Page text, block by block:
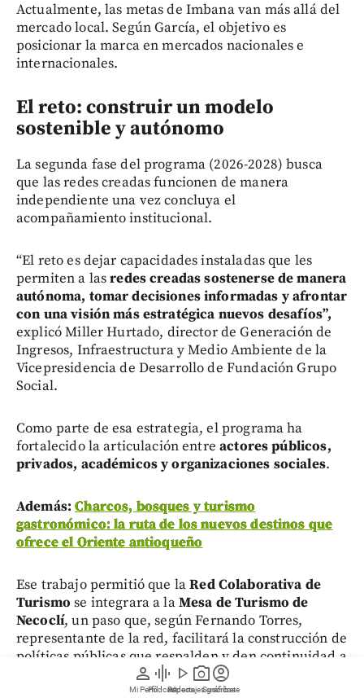
person
Mi Perfil
graphic_eq
Pódcast
play_arrow
Videos
photo_camera
Reportajes gráficos
account_circle
Suscríbete
Actualmente, las metas de Imbana van más allá del
mercado local. Según García, el objetivo es
posicionar la marca en mercados nacionales e
internacionales.
El reto: construir un modelo
sostenible y autónomo
La segunda fase del programa (2026-2028) busca
que las redes creadas funcionen de manera
independiente una vez concluya el
acompañamiento institucional.
“El reto es dejar capacidades instaladas que les
permiten a lasredes creadas sostenerse de manera
autónoma, tomar decisiones informadas y afrontar
con una visión más estratégica nuevos desafíos”,
explicó Miller Hurtado, director de Generación de
Ingresos, Infraestructura y Medio Ambiente de la
Vicepresidencia de Desarrollo de Fundación Grupo
Social.
Como parte de esa estrategia, el programa ha
fortalecido la articulación entreactores públicos,
privados, académicos y organizaciones sociales.
Además:Charcos, bosques y turismo
gastronómico: la ruta de los nuevos destinos que
ofrece el Oriente antioqueño
Ese trabajo permitió que laRed Colaborativa de
Turismo se integrara a laMesa de Turismo de
Necoclí, un paso que, según Fernando Torres,
representante de la red, facilitará la construcción de
políticas públicas que respalden y den continuidad a